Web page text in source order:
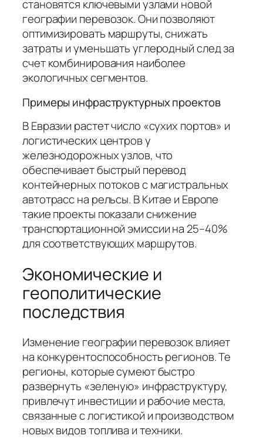
становятся ключевыми узлами новой
географии перевозок. Они позволяют
оптимизировать маршруты, снижать
затраты и уменьшать углеродный след за
счет комбинирования наиболее
экологичных сегментов.
Примеры инфраструктурных проектов
В Евразии растет число «сухих портов» и
логистических центров у
железнодорожных узлов, что
обеспечивает быстрый перевод
контейнерных потоков с магистральных
автотрасс на рельсы. В Китае и Европе
такие проекты показали снижение
транспортационной эмиссии на 25–40%
для соответствующих маршрутов.
Экономические и
геополитические
последствия
Изменение географии перевозок влияет
на конкурентоспособность регионов. Те
регионы, которые сумеют быстро
развернуть «зеленую» инфраструктуру,
привлечут инвестиции и рабочие места,
связанные с логистикой и производством
новых видов топлива и техники.